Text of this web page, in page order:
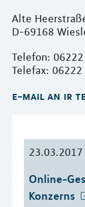
Alte
D-69168
Telefon:
Telefax:
e-mail an ir
23.03.2017
Online-
Konzerns